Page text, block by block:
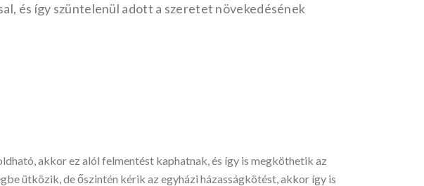
és így szüntelenül adott a szeretet növekedésének
akkor ez alól felmentést kaphatnak, és így is megköthetik az
ütközik, de őszintén kérik az egyházi házasságkötést, akkor így is